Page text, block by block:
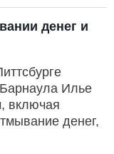
денег и
Илье
включая
денег,